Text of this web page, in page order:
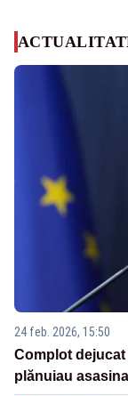
24 feb. 2026, 15:50
Complot
plănuiau